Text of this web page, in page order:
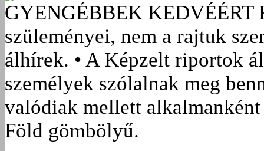
GYENGÉBBEK KEDVÉÉRT
szüleményei, nem a rajtuk
álhírek. • A Képzelt riportok
személyek szólalnak meg
valódiak mellett
Föld gömbölyű.